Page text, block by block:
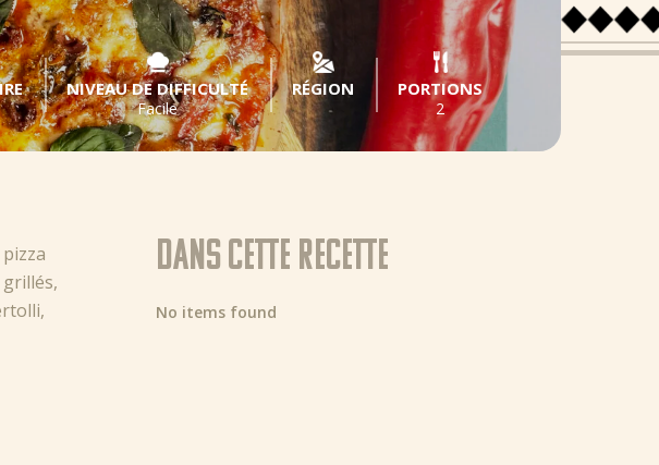
NIVEAU DE DIFFICULTÉ
Facile
RÉGION PORTIONS
2
Dans cette recette
No items found